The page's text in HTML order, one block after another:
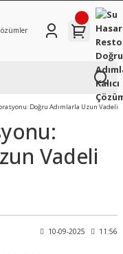
Doğru Adımlarla Uzun Vadeli
Vadeli
10-09-2025 11:56